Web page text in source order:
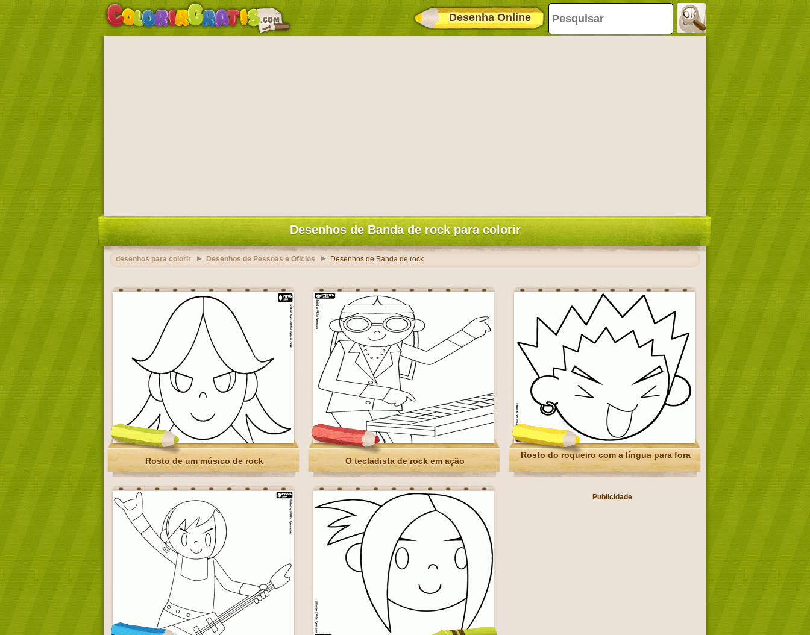
Desenha Online
Desenhos de Banda de rock para colorir
desenhos para colorir Desenhos de Pessoas e Oficios Desenhos de Banda de rock
Rosto de um músico de rock O tecladista de rock em ação
Rosto do roqueiro com a língua para fora
Publicidade